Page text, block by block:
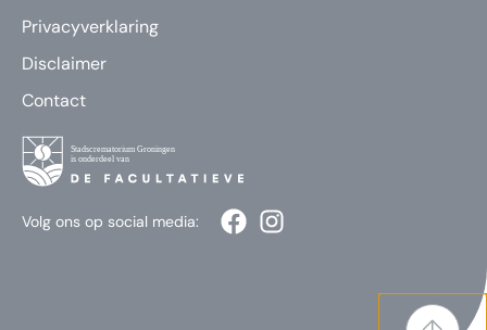
Privacyverklaring
Disclaimer
Contact
Volg ons op social media: